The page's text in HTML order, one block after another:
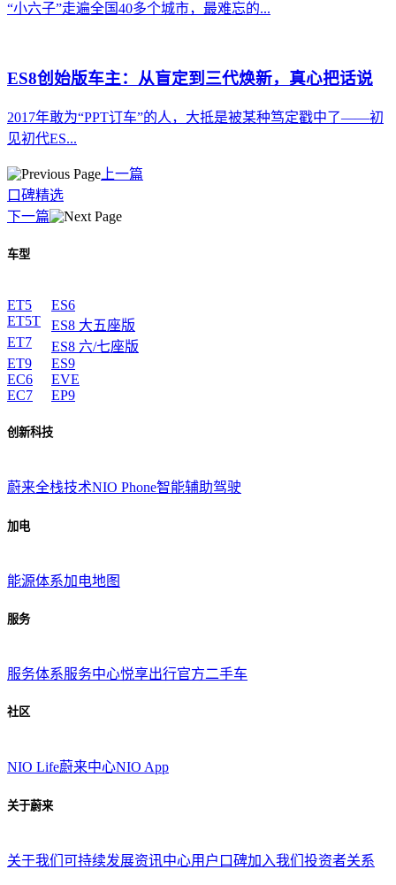
“小六子”走遍全国40多个城市，最难忘的...
ES8创始版车主：从盲定到三代焕新，真心把话说
2017年敢为“PPT订车”的人，大抵是被某种笃定戳中了——初
见初代ES...
上一篇
口碑精选
下一篇
车型
ET5
ET5T
ET7
ET9
EC6
EC7
ES6
ES8 大五座版
ES8 六/七座版
ES9
EVE
EP9
创新科技
蔚来全栈技术NIO Phone智能辅助驾驶
加电
能源体系加电地图
服务
服务体系服务中心悦享出行官方二手车
社区
NIO Life蔚来中心NIO App
关于蔚来
关于我们 可持续发展资讯中心用户口碑加入我们 投资者关系